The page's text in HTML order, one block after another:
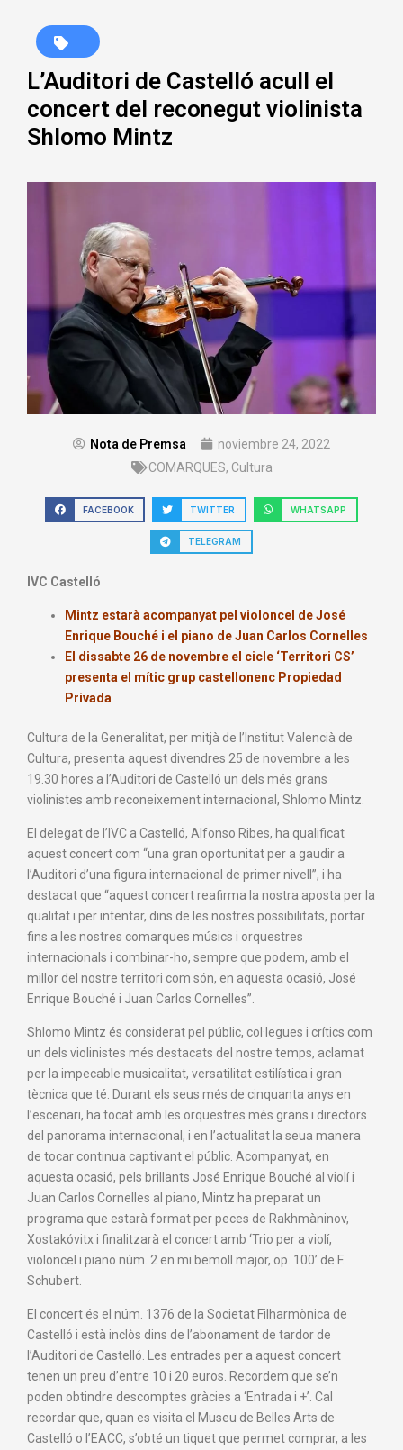
L’Auditori de Castelló acull el
concert del reconegut violinista
Shlomo Mintz
Nota de Premsa
noviembre 24, 2022
COMARQUES, Cultura
FACEBOOK TWITTER WHATSAPP
TELEGRAM
IVC Castelló
Mintz estarà acompanyat pel violoncel de José
Enrique Bouché i el piano de Juan Carlos Cornelles
El dissabte 26 de novembre el cicle ‘Territori CS’
presenta el mític grup castellonenc Propiedad
Privada
Cultura de la Generalitat, per mitjà de l’Institut Valencià de
Cultura, presenta aquest divendres 25 de novembre a les
19.30 hores a l’Auditori de Castelló un dels més grans
violinistes amb reconeixement internacional, Shlomo Mintz.
El delegat de l’IVC a Castelló, Alfonso Ribes, ha qualificat
aquest concert com “una gran oportunitat per a gaudir a
l’Auditori d’una figura internacional de primer nivell”, i ha
destacat que “aquest concert reafirma la nostra aposta per la
qualitat i per intentar, dins de les nostres possibilitats, portar
fins a les nostres comarques músics i orquestres
internacionals i combinar-ho, sempre que podem, amb el
millor del nostre territori com són, en aquesta ocasió, José
Enrique Bouché i Juan Carlos Cornelles”.
Shlomo Mintz és considerat pel públic, col·legues i crítics com
un dels violinistes més destacats del nostre temps, aclamat
per la impecable musicalitat, versatilitat estilística i gran
tècnica que té. Durant els seus més de cinquanta anys en
l’escenari, ha tocat amb les orquestres més grans i directors
del panorama internacional, i en l’actualitat la seua manera
de tocar continua captivant el públic. Acompanyat, en
aquesta ocasió, pels brillants José Enrique Bouché al violí i
Juan Carlos Cornelles al piano, Mintz ha preparat un
programa que estarà format per peces de Rakhmàninov,
Xostakóvitx i finalitzarà el concert amb ‘Trio per a violí,
violoncel i piano núm. 2 en mi bemoll major, op. 100’ de F.
Schubert.
El concert és el núm. 1376 de la Societat Filharmònica de
Castelló i està inclòs dins de l’abonament de tardor de
l’Auditori de Castelló. Les entrades per a aquest concert
tenen un preu d’entre 10 i 20 euros. Recordem que se’n
poden obtindre descomptes gràcies a ‘Entrada i +’. Cal
recordar que, quan es visita el Museu de Belles Arts de
Castelló o l’EACC, s’obté un tiquet que permet comprar, a les